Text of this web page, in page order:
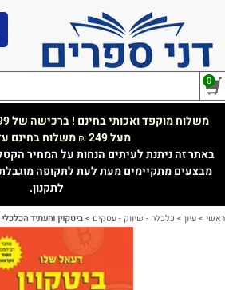
0
משלוח מוקפד ואכותי בחינם ! ברכישה של 199
מעל 249
₪משלוח בחינם
באתר זה ניתנת לעיתים הנחות על המחיר
מבצעים מתקיימים מעת לעת לתקופה
לתקנון.
ראשי >עיון > כלכלה - שיווק - עסקים >ביטקוין והעתיד